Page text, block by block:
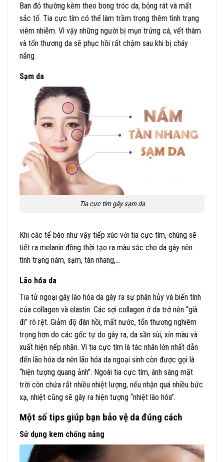
Ban đỏ thường kèm theo bong tróc da, bỏng rát và mất
sắc tố. Tia cực tím có thể làm trầm trọng thêm tình trạng
viêm nhiễm. Vì vậy những người bị mụn trứng cá, vết thâm
và tổn thương da sẽ phục hồi rất chậm sau khi bị cháy
nắng.
Sạm da
Tia cực tím gây sạm da
Khi các tế bào như vậy tiếp xúc với tia cực tím, chúng sẽ
tiết ra melanin đồng thời tạo ra màu sắc cho da gây nên
tình trạng nám, sạm, tàn nhang,…
Lão hóa da
Tia tử ngoại gây lão hóa da gây ra sự phân hủy và biến tính
của collagen và elastin. Các sợi collagen ở da trở nên “già
đi” rõ rệt. Giảm độ đàn hồi, mất nước, tổn thương nghiêm
trọng hơn do các gốc tự do gây ra, da sần sùi, xỉn màu và
xuất hiện nếp nhăn. Vì tia cực tím là tác nhân lớn nhất dẫn
đến lão hóa da nên lão hóa da ngoại sinh còn được gọi là
“hiện tượng quang ảnh”. Ngoài tia cực tím, ánh sáng mặt
trời còn chứa rất nhiều nhiệt lượng, nếu nhận quá nhiều bức
xạ, nhiệt cũng sẽ gây ra hiện tượng “nhiệt lão hóa”.
Một số tips giúp bạn bảo vệ da đúng cách
Sử dụng kem chống nắng